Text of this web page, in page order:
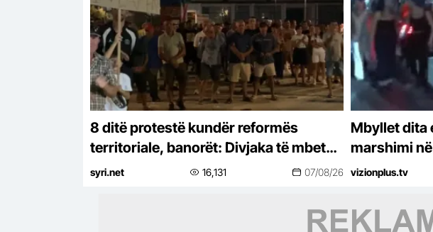
8 ditë protestë kundër reformës
territoriale, banorët: Divjaka të mbetet
bashki, nisin peticionin
syri.net 16,131 07/08/26
Mbyllet dita
marshimi
vizionplus.tv